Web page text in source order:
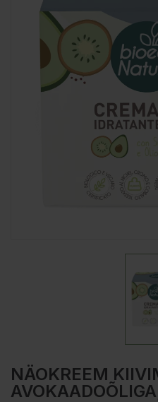
NÄOKREEM